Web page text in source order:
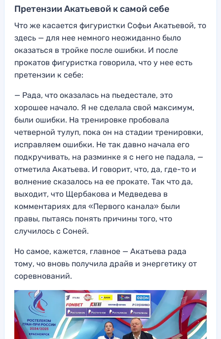
Претензии Акатьевой к самой себе
Что же касается фигуристки Софьи Акатьевой, то
здесь — для нее немного неожиданно было
оказаться в тройке после ошибки. И после
прокатов фигуристка говорила, что у нее есть
претензии к себе:
— Рада, что оказалась на пьедестале, это
хорошее начало. Я не сделала свой максимум,
были ошибки. На тренировке пробовала
четверной тулуп, пока он на стадии тренировки,
исправляем ошибки. Не так давно начала его
подкручивать, на разминке я с него не падала, —
отметила Акатьева. И говорит, что, да, где-то и
волнение сказалось на ее прокате. Так что да,
выходит, что Щербакова и Медведева в
комментариях для «Первого канала» были
правы, пытаясь понять причины того, что
случилось с Соней.
Но самое, кажется, главное — Акатьева рада
тому, чо вновь получила драйв и энергетику от
соревнований.